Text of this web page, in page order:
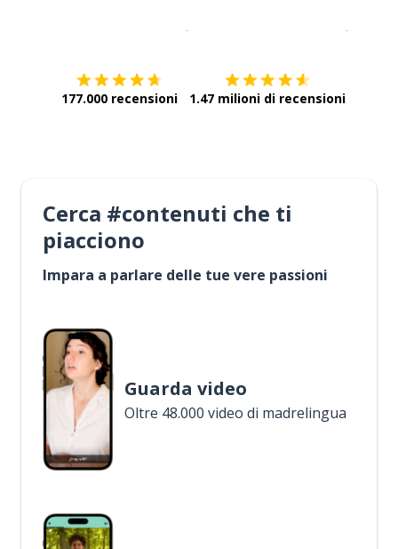
177.000 recensioni 1.47 milioni di recensioni
Cerca #contenuti che ti
piacciono
Impara a parlare delle tue vere passioni
Guarda video
Oltre 48.000 video di madrelingua